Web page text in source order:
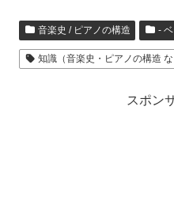
音楽史 / ピアノの構造 -
知識（音楽史・ピアノの構造 な
スポン